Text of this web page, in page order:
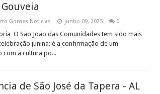
Gomes Noticias junho 09, 2025 0
O São João das Comunidades tem sido mais
junina: é a confirmação de um
com a cultura po...
de São José da Tapera - AL